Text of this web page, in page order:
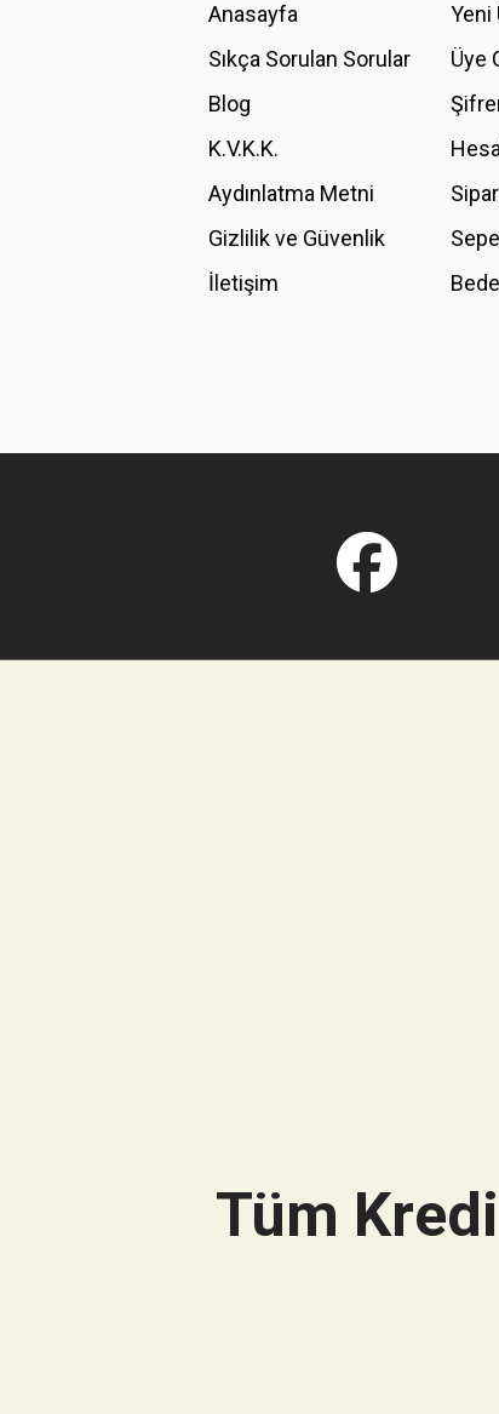
Ürün resmi kalitesiz, bozuk veya görüntülenemiyor.
Ürün açıklamasında eksik bilgiler bulunuyor.
Ürün fiyatı diğer sitelerden daha pahalı.
Bu ürüne benzer farklı alternatifler olmalı.
Anasayfa
Sıkça Sorulan Sorular
Blog
K.V.K.K.
Aydınlatma Metni
Gizlilik ve Güvenlik
İletişim
Yeni
Üye
Tüm